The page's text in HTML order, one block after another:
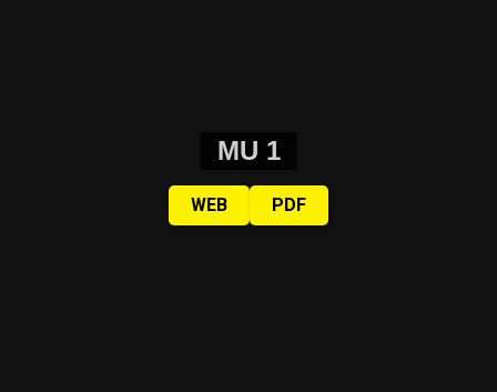
MU 1
WEB PDF